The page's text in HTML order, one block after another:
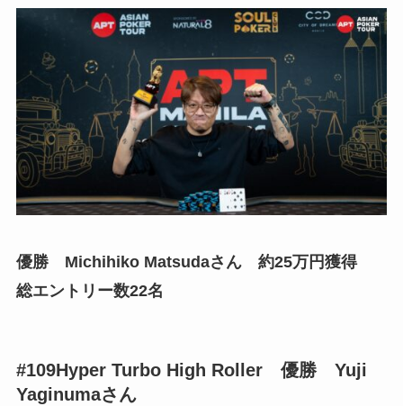
優勝 Michihiko Matsudaさん 約25万円獲得
総エントリー数22名
#109Hyper Turbo High Roller 優勝 Yuji
Yaginumaさん